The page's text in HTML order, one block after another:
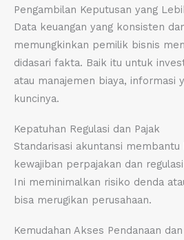
Pengambilan Keputusan yang
Data keuangan yang konsisten
memungkinkan pemilik bisnis
didasari fakta. Baik itu untuk
atau manajemen biaya, informasi
kuncinya.
Kepatuhan Regulasi dan Pajak
Standarisasi akuntansi
kewajiban perpajakan dan
Ini meminimalkan risiko denda
bisa merugikan perusahaan.
Kemudahan Akses Pendanaan